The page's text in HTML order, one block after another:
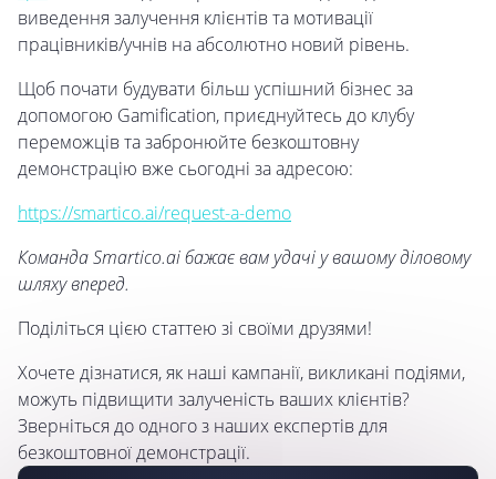
виведення залучення клієнтів та мотивації
працівників/учнів на абсолютно новий рівень.
Щоб почати будувати більш успішний бізнес за
допомогою Gamification, приєднуйтесь до клубу
переможців та забронюйте безкоштовну
демонстрацію вже сьогодні за адресою:
https://smartico.ai/request-a-demo
Команда Smartico.ai бажає вам удачі у вашому діловому
шляху вперед.
Поділіться цією статтею зі своїми друзями!
Хочете дізнатися, як наші кампанії, викликані подіями,
можуть підвищити залученість ваших клієнтів?
Зверніться до одного з наших експертів для
безкоштовної демонстрації.